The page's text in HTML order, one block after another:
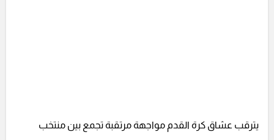
يترقب عشاق كرة القدم مواجهة مرتقبة تجمع بين منتخب